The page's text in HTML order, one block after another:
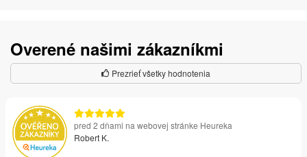
Overené našimi zákazníkmi
Prezrieť všetky hodnotenia
pred 2 dňami na webovej stránke Heureka
Robert K.